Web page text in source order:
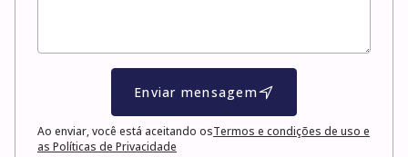
Enviar mensagem
Ao enviar, você está aceitando osTermos e condições de uso e
as Políticas de Privacidade